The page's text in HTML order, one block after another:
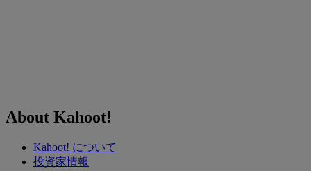
About Kahoot!
Kahoot! について
投資家情報